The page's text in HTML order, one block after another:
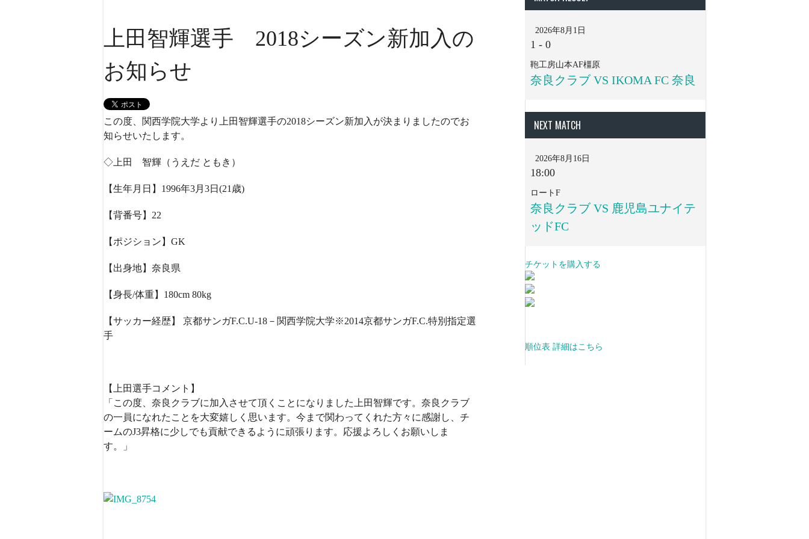
上田智輝選手 2018シーズン新加入の
お知らせ
この度、関西学院大学より上田智輝選手の2018シーズン新加入が決まりましたのでお
知らせいたします。
◇上田 智輝（うえだ ともき）
【生年月日】1996年3月3日(21歳)
【背番号】22
【ポジション】GK
【出身地】奈良県
【身長/体重】180cm 80kg
【サッカー経歴】 京都サンガF.C.U-18－関西学院大学※2014京都サンガF.C.特別指定選
手
【上田選手コメント】
「この度、奈良クラブに加入させて頂くことになりました上田智輝です。奈良クラブ
の一員になれたことを大変嬉しく思います。今まで関わってくれた方々に感謝し、チ
ームのJ3昇格に少しでも貢献できるように頑張ります。応援よろしくお願いしま
す。」
2026年8月1日
1 - 0
鞄工房山本AF橿原
奈良クラブ VS IKOMA FC 奈良
NEXT MATCH
2026年8月16日
18:00
ロートF
奈良クラブ VS 鹿児島ユナイテ
ッドFC
チケットを購入する
順位表 詳細はこちら